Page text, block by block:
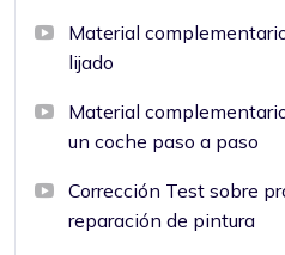
Material
lijado
Material
un coche paso a paso
Corrección Test sobre
reparación de pintura